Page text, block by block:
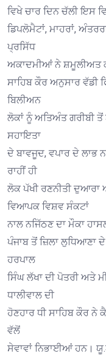
ਵਿਖੇ ਚਾਰ ਦਿਨ ਚੱਲੀ ਇਸ
ਡਿਪਲੋਮੈਟਾਂ, ਮਾਹਰਾਂ,
ਪ੍ਰਸਿੱਧ
ਅਕਾਦਮੀਆਂ ਨੇ ਸ਼ਮੂਲੀਅਤ
ਸਾਹਿਬ ਕੌਰ ਅਨੁਸਾਰ ਵੱਡੀ
ਬਿਲੀਅਨ
ਲੋਕਾਂ ਨੂੰ ਅਤਿਅੰਤ ਗਰੀਬੀ ਤੋਂ
ਸਹਾਇਤਾ
ਦੇ ਬਾਵਜੂਦ, ਵਪਾਰ ਦੇ ਲਾਭ
ਰਾਹੀਂ ਹੀ
ਲੋਕ ਪੱਖੀ ਰਣਨੀਤੀ ਦੁਆਰਾ
ਵਿਆਪਕ ਵਿਸ਼ਵ ਸੰਕਟਾਂ
ਨਾਲ ਨਜਿੱਠਣ ਦਾ ਮੌਕਾ
ਪੰਜਾਬ ਤੋਂ ਜ਼ਿਲਾ ਲੁਧਿਆਣਾ
ਹਰਪਾਲ
ਸਿੰਘ ਲੱਖਾ ਦੀ ਪੋਤਰੀ ਅਤੇ
ਧਾਲੀਵਾਲ ਦੀ
ਹੋਣਹਾਰ ਧੀ ਸਾਹਿਬ ਕੌਰ ਨੇ
ਵੱਲੋਂ
ਸੇਵਾਵਾਂ ਨਿਭਾਈਆਂ ਹਨ।